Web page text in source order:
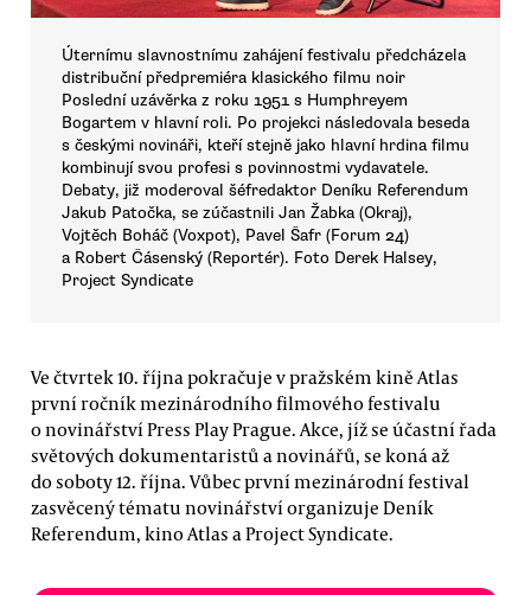
Úternímu slavnostnímu zahájení festivalu předcházela
distribuční předpremiéra klasického filmu noir
Poslední uzávěrka z roku 1951 s Humphreyem
Bogartem v hlavní roli. Po projekci následovala beseda
s českými novináři, kteří stejně jako hlavní hrdina filmu
kombinují svou profesi s povinnostmi vydavatele.
Debaty, již moderoval šéfredaktor Deníku Referendum
Jakub Patočka, se zúčastnili Jan Žabka (Okraj),
Vojtěch Boháč (Voxpot), Pavel Šafr (Forum 24)
a Robert Čásenský (Reportér). Foto Derek Halsey,
Project Syndicate
Ve čtvrtek 10. října pokračuje v pražském kině Atlas
první ročník mezinárodního filmového festivalu
o novinářství Press Play Prague. Akce, jíž se účastní řada
světových dokumentaristů a novinářů, se koná až
do soboty 12. října. Vůbec první mezinárodní festival
zasvěcený tématu novinářství organizuje Deník
Referendum, kino Atlas a Project Syndicate.